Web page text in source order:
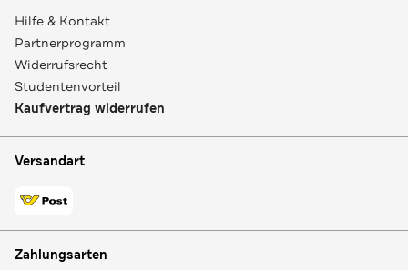
Hilfe & Kontakt
Partnerprogramm
Widerrufsrecht
Studentenvorteil
Kaufvertrag widerrufen
Versandart
Zahlungsarten